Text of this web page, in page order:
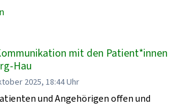
mit den Patient*innen
Hau
2025, 18:44 Uhr
und Angehörigen offen und